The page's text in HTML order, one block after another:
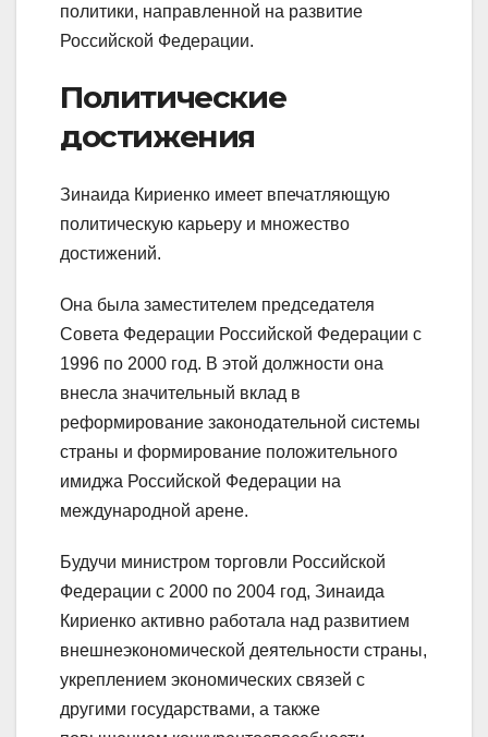
политики, направленной на развитие
Российской Федерации.
Политические
достижения
Зинаида Кириенко имеет впечатляющую
политическую карьеру и множество
достижений.
Она была заместителем председателя
Совета Федерации Российской Федерации с
1996 по 2000 год. В этой должности она
внесла значительный вклад в
реформирование законодательной системы
страны и формирование положительного
имиджа Российской Федерации на
международной арене.
Будучи министром торговли Российской
Федерации с 2000 по 2004 год, Зинаида
Кириенко активно работала над развитием
внешнеэкономической деятельности страны,
укреплением экономических связей с
другими государствами, а также